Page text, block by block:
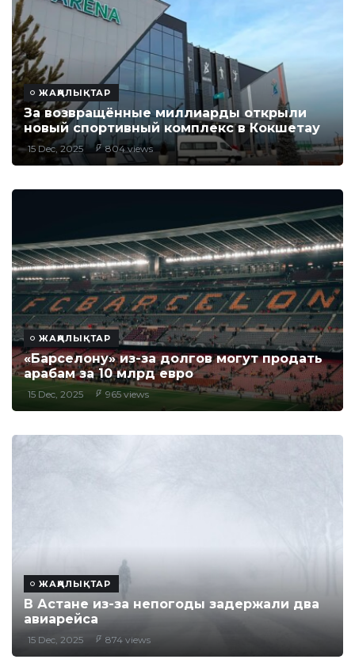
ЖАҢАЛЫҚТАР
За возвращённые миллиарды открыли
новый спортивный комплекс в Кокшетау
15 Dec, 2025 804 views
ЖАҢАЛЫҚТАР
«Барселону» из-за долгов могут продать
арабам за 10 млрд евро
15 Dec, 2025 965 views
ЖАҢАЛЫҚТАР
В Астане из-за непогоды задержали два
авиарейса
15 Dec, 2025 874 views